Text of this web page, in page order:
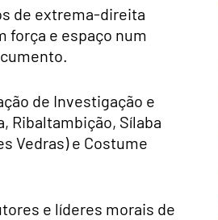
de extrema-direita
força e espaço num
de Investigação e
Ribaltambição, Sílaba
Vedras) e Costume
e líderes morais de